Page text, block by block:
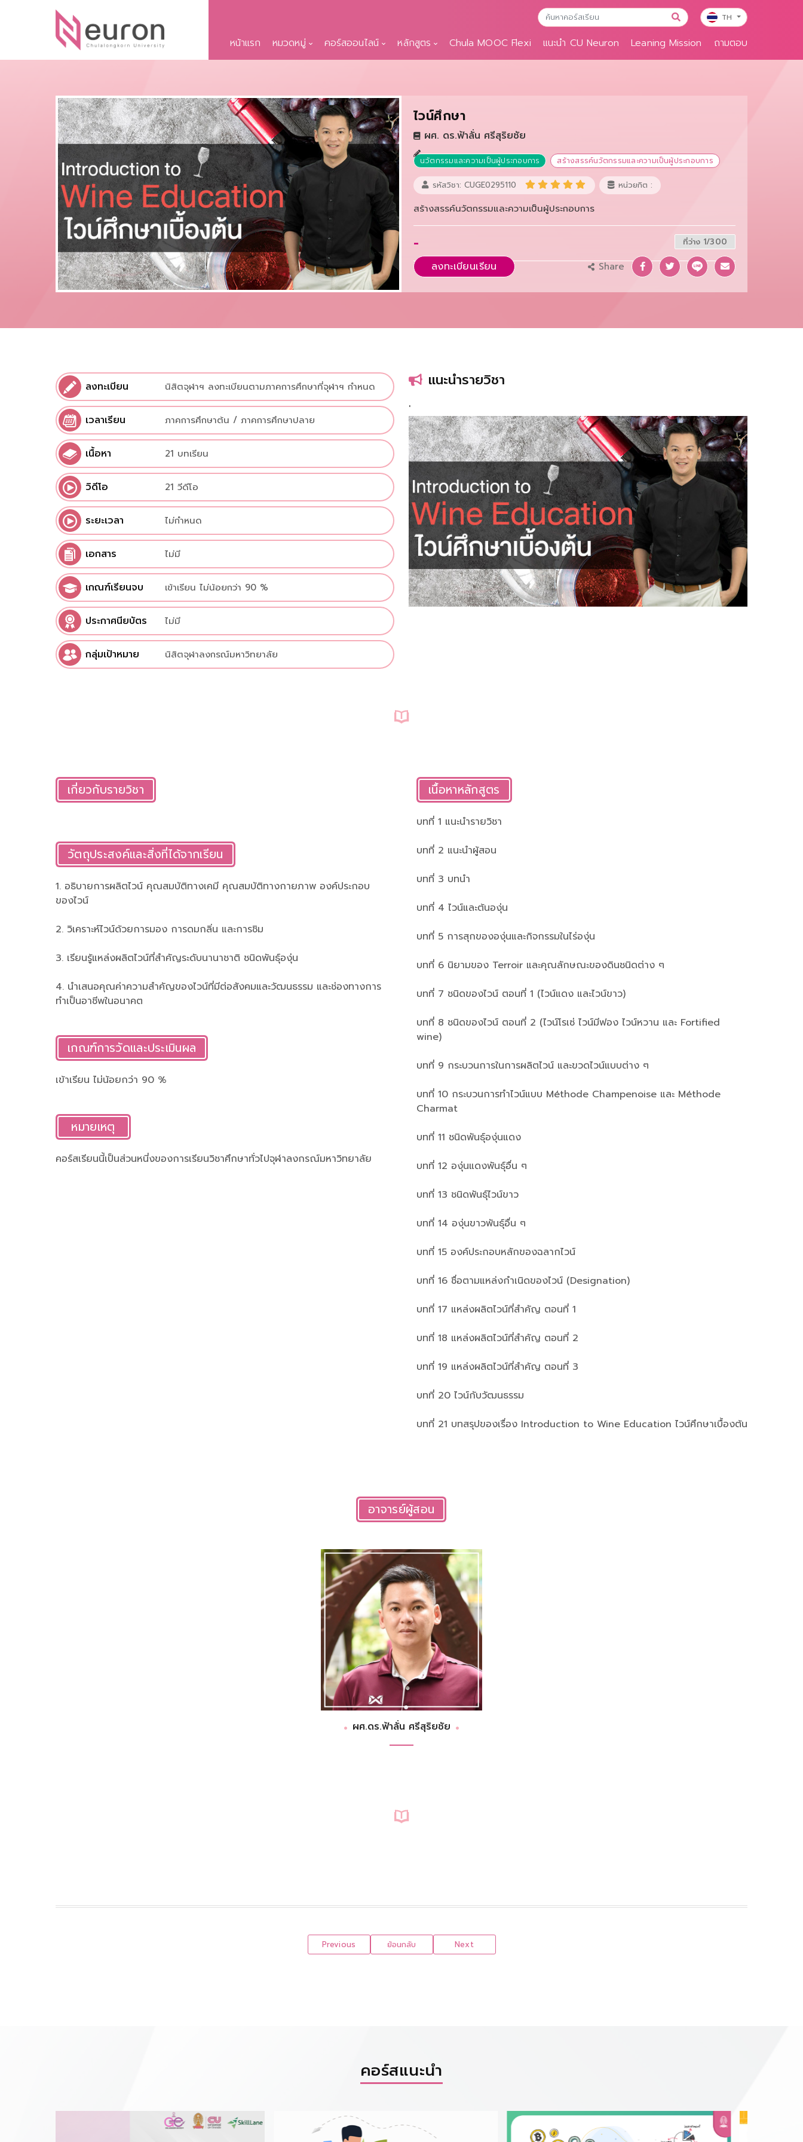
TH
หน้าแรก หมวดหมู่ คอร์สออนไลน์ หลักสูตร Chula MOOC Flexi แนะนำ CU Neuron Leaning Mission ถามตอบ
ไวน์ศึกษา
ผศ. ดร.ฟ้าลั่น ศรีสุริยชัย
นวัตกรรมและความเป็นผู้ประกอบการ สร้างสรรค์นวัตกรรมและความเป็นผู้ประกอบการ
รหัสวิชา: CUGE0295110 หน่วยกิต :
สร้างสรรค์นวัตกรรมและความเป็นผู้ประกอบการ
- ที่ว่าง 1/300
ลงทะเบียนเรียน Share
ลงทะเบียน นิสิตจุฬาฯ ลงทะเบียนตามภาคการศึกษาที่จุฬาฯ กำหนด
เวลาเรียน ภาคการศึกษาต้น / ภาคการศึกษาปลาย
เนื้อหา 21 บทเรียน
วิดีโอ 21 วีดีโอ
ระยะเวลา ไม่กำหนด
เอกสาร ไม่มี
เกณฑ์เรียนจบ เข้าเรียน ไม่น้อยกว่า 90 %
ประกาศนียบัตร ไม่มี
กลุ่มเป้าหมาย นิสิตจุฬาลงกรณ์มหาวิทยาลัย
แนะนำรายวิชา
'
เกี่ยวกับรายวิชา
วัตถุประสงค์และสิ่งที่ได้จากเรียน
1. อธิบายการผลิตไวน์ คุณสมบัติทางเคมี คุณสมบัติทางกายภาพ องค์ประกอบ
ของไวน์
2. วิเคราะห์ไวน์ด้วยการมอง การดมกลิ่น และการชิม
3. เรียนรู้แหล่งผลิตไวน์ที่สำคัญระดับนานาชาติ ชนิดพันธุ์องุ่น
4. นำเสนอคุณค่าความสำคัญของไวน์ที่มีต่อสังคมและวัฒนธรรม และช่องทางการ
ทำเป็นอาชีพในอนาคต
เกณฑ์การวัดและประเมินผล
เข้าเรียน ไม่น้อยกว่า 90 %
หมายเหตุ
คอร์สเรียนนี้เป็นส่วนหนี่งของการเรียนวิชาศึกษาทั่วไปจุฬาลงกรณ์มหาวิทยาลัย
เนื้อหาหลักสูตร
บทที่ 1 แนะนำรายวิชา
บทที่ 2 แนะนำผู้สอน
บทที่ 3 บทนำ
บทที่ 4 ไวน์และต้นองุ่น
บทที่ 5 การสุกขององุ่นและกิจกรรมในไร่องุ่น
บทที่ 6 นิยามของ Terroir และคุณลักษณะของดินชนิดต่าง ๆ
บทที่ 7 ชนิดของไวน์ ตอนที่ 1 (ไวน์แดง และไวน์ขาว)
บทที่ 8 ชนิดของไวน์ ตอนที่ 2 (ไวน์โรเซ่ ไวน์มีฟอง ไวน์หวาน และ Fortified
wine)
บทที่ 9 กระบวนการในการผลิตไวน์ และขวดไวน์แบบต่าง ๆ
บทที่ 10 กระบวนการทำไวน์แบบ Méthode Champenoise และ Méthode
Charmat
บทที่ 11 ชนิดพันธุ์องุ่นแดง
บทที่ 12 องุ่นแดงพันธุ์อื่น ๆ
บทที่ 13 ชนิดพันธุ์ไวน์ขาว
บทที่ 14 องุ่นขาวพันธุ์อื่น ๆ
บทที่ 15 องค์ประกอบหลักของฉลากไวน์
บทที่ 16 ชื่อตามแหล่งกำเนิดของไวน์ (Designation)
บทที่ 17 แหล่งผลิตไวน์ที่สำคัญ ตอนที่ 1
บทที่ 18 แหล่งผลิตไวน์ที่สำคัญ ตอนที่ 2
บทที่ 19 แหล่งผลิตไวน์ที่สำคัญ ตอนที่ 3
บทที่ 20 ไวน์กับวัฒนธรรม
บทที่ 21 บทสรุปของเรื่อง Introduction to Wine Education ไวน์ศึกษาเบื้องต้น
อาจารย์ผู้สอน
ผศ.ดร.ฟ้าลั่น ศรีสุริยชัย
Previous ย้อนกลับ Next
คอร์สแนะนำ